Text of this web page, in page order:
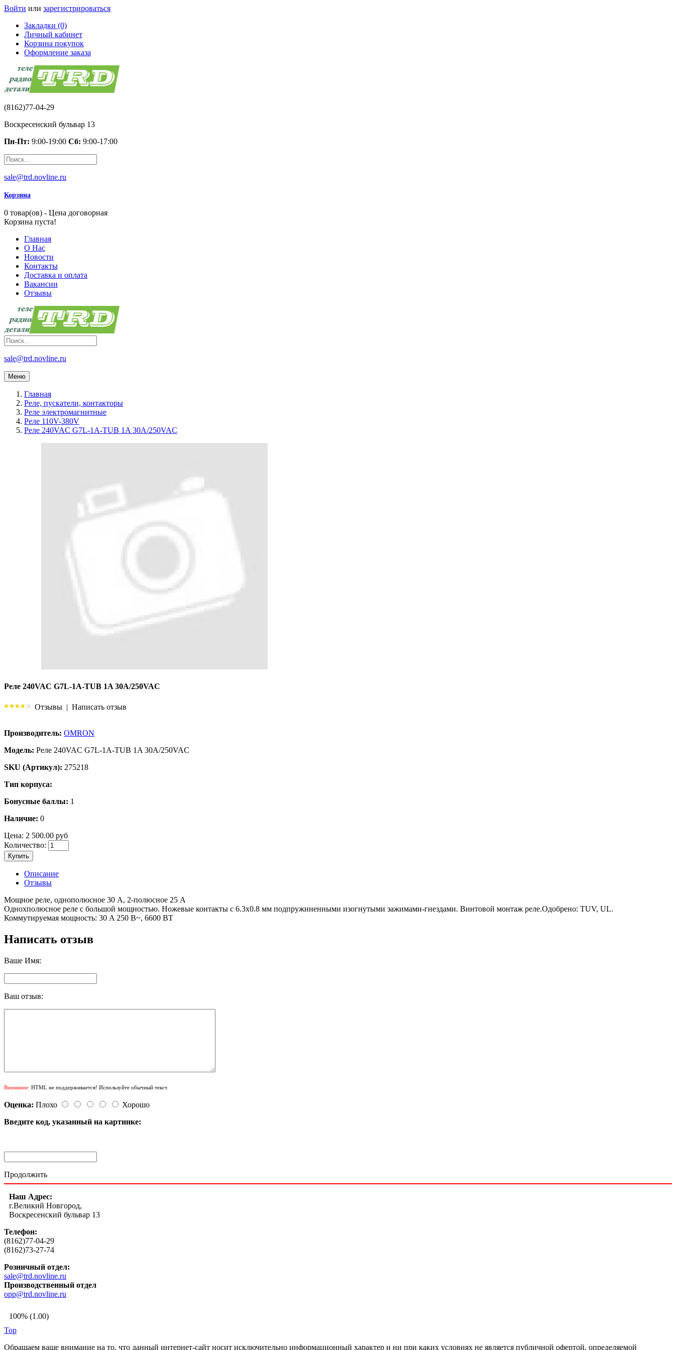
Войти или зарегистрироваться
Закладки (0)
Личный кабинет
Корзина покупок
Оформление заказа
(8162)77-04-29
Воскресенский бульвар 13
Пн-Пт: 9:00-19:00 Сб: 9:00-17:00
sale@trd.novline.ru
Корзина
0 товар(ов) - Цена договорная
Корзина пуста!
Главная
О Нас
Новости
Контакты
Доставка и оплата
Вакансии
Отзывы
sale@trd.novline.ru
Меню
Главная
Реле, пускатели, контакторы
Реле электромагнитные
Реле 110V-380V
Реле 240VAC G7L-1A-TUB 1A 30A/250VAC
Реле 240VAC G7L-1A-TUB 1A 30A/250VAC
Отзывы | Написать отзыв
Производитель: OMRON
Модель: Реле 240VAC G7L-1A-TUB 1A 30A/250VAC
SKU (Артикул): 275218
Тип корпуса:
Бонусные баллы: 1
Наличие: 0
Цена: 2 500.00 руб
Количество:
Купить
Описание
Отзывы
Мощное реле, однополюсное 30 A, 2-полюсное 25 A
Однохполюсное реле с большой мощностью. Ножевые контакты с 6.3х0.8 мм подпружиненными изогнутыми зажимами-гнездами. Винтовой монтаж реле.Одобрено: TUV, UL.
Коммутируемая мощность: 30 A 250 В~, 6600 ВТ
Написать отзыв
Ваше Имя:
Ваш отзыв:
Внимание: HTML не поддерживается! Используйте обычный текст.
Оценка: Плохо
Хорошо
Введите код, указанный на картинке:
Продолжить
Наш Адрес:
г.Великий Новгород,
Воскресенский бульвар 13
Телефон:
(8162)77-04-29
(8162)73-27-74
Розничный отдел:
sale@trd.novline.ru
Производственный отдел
opp@trd.novline.ru
100% (1.00)
Top
Обращаем ваше внимание на то, что данный интернет-сайт носит исключительно информационный характер и ни при каких условиях не является публичной офертой, определяемой